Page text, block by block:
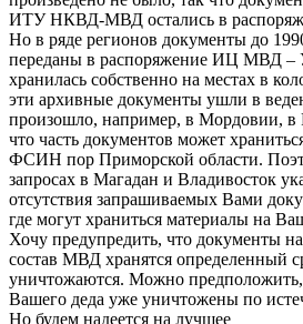
ИТУ НКВД-МВД остались в
Но в ряде регионов документы до
переданы в распоряжение ИЦ МВД
хранилась собственно на местах в
эти архивные документы ушли в
произошло, например, в Мордовии, в
что часть документов может
ФСИН пор Приморской области.
запросах в Магадан и Владивосток
отсутствия запрашиваемых Вами
где могут храниться материалы на
Хочу предупредить, что документы
состав МВД хранятся определенный
уничтожаются. Можно предположить,
Вашего деда уже уничтожены по
Но будем надеется на лучшее